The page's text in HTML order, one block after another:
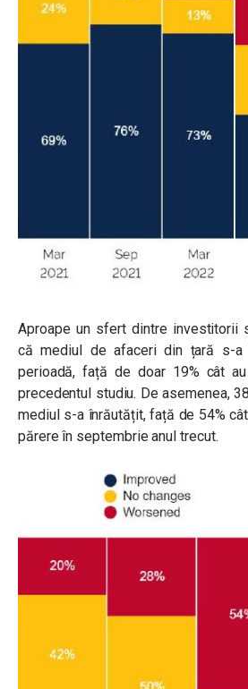
Aproape un sfert dintre investitorii
că mediul de afaceri din țară s-a
perioadă, față de doar 19% cât
precedentul studiu. De asemenea,
mediul s-a înrăutățit, față de 54%
părere în septembrie anul trecut.